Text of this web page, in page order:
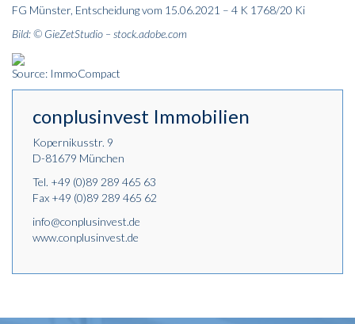
FG Münster, Entscheidung vom 15.06.2021 – 4 K 1768/20 Ki
Bild: © GieZetStudio – stock.adobe.com
Source: ImmoCompact
conplusinvest Immobilien
Kopernikusstr. 9
D-81679 München
Tel. +49 (0)89 289 465 63
Fax +49 (0)89 289 465 62
info@conplusinvest.de
www.conplusinvest.de